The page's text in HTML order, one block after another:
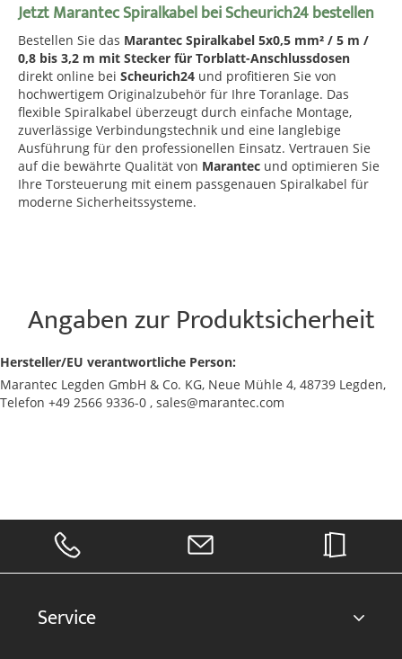
Jetzt Marantec Spiralkabel bei Scheurich24 bestellen
Bestellen Sie das Marantec Spiralkabel 5x0,5 mm² / 5 m /
0,8 bis 3,2 m mit Stecker für Torblatt-Anschlussdosen
direkt online bei Scheurich24 und profitieren Sie von
hochwertigem Originalzubehör für Ihre Toranlage. Das
flexible Spiralkabel überzeugt durch einfache Montage,
zuverlässige Verbindungstechnik und eine langlebige
Ausführung für den professionellen Einsatz. Vertrauen Sie
auf die bewährte Qualität von Marantec und optimieren Sie
Ihre Torsteuerung mit einem passgenauen Spiralkabel für
moderne Sicherheitssysteme.
Angaben zur Produktsicherheit
Hersteller/EU verantwortliche Person:
Marantec Legden GmbH & Co. KG, Neue Mühle 4, 48739 Legden,
Telefon +49 2566 9336-0 , sales@marantec.com
Service